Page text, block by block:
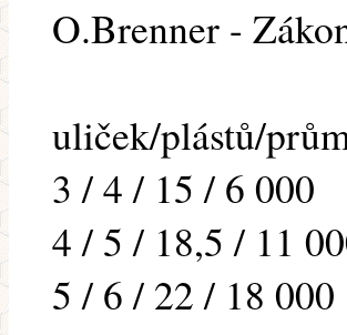
O.Brenner -
uliček/plástů/
3 / 4 / 15 / 6 000
4 / 5 / 18,5 / 11
5 / 6 / 22 / 18 000